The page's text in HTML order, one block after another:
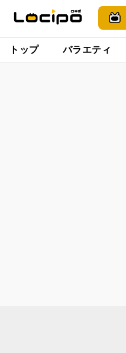
トップ バラエティ